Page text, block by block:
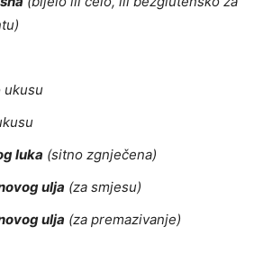
ukusu
luka (sitno zgnječena)
ulja (za smjesu)
ulja (za premazivanje)